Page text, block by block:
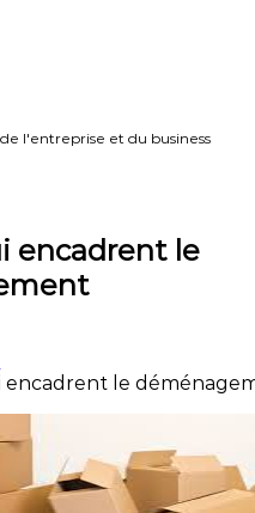
l'entreprise et du business
encadrent le
encadrent le